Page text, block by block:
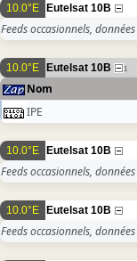
10.0°E Eutelsat 10B
Feeds occasionnels,
10.0°E Eutelsat 10B 1
Nom
IPE
10.0°E Eutelsat 10B
Feeds occasionnels,
10.0°E Eutelsat 10B
Feeds occasionnels,